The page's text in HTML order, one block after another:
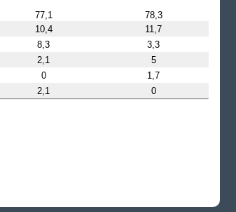
77,1
78,3
10,4
11,7
8,3
3,3
2,1
5
0
1,7
2,1 0